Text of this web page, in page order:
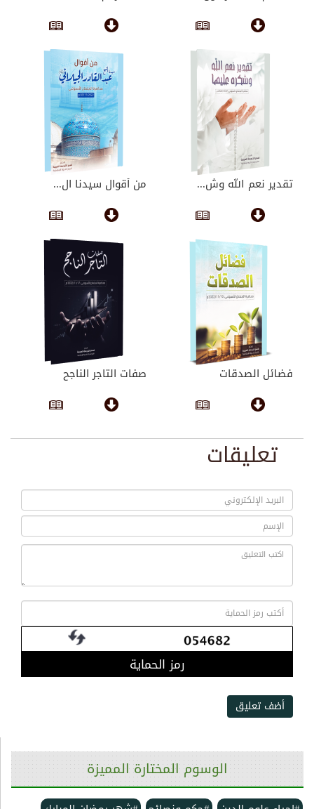
الوسوم المختارة المميزة
تقدير نعم الله وش... من أقوال سيدنا ال...
فضائل الصدقات صفات التاجر الناجح
تعليقات
رمز الحماية
أضف تعليق